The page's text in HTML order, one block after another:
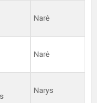
Narė
Narė
Narys